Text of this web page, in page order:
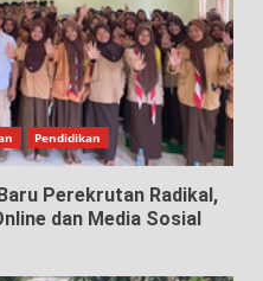
Pendidikan
Perekrutan Radikal,
dan Media Sosial